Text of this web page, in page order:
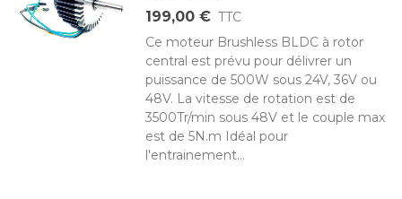
199,00 € TTC
Ce moteur Brushless BLDC à rotor
central est prévu pour délivrer un
puissance de 500W sous 24V, 36V ou
48V. La vitesse de rotation est de
3500Tr/min sous 48V et le couple max
est de 5N.m Idéal pour
l'entrainement...